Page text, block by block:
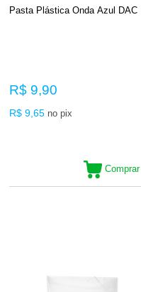
Pasta Plástica Onda Azul DAC
R$ 9,90
R$ 9,65 no pix
Comprar